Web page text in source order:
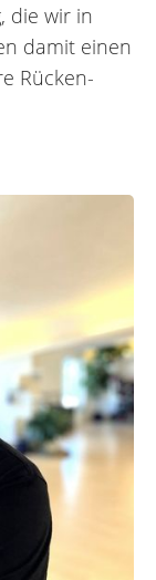
die wir in
damit einen
Rücken-